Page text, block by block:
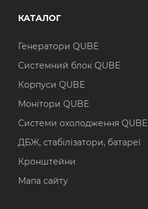
КАТАЛОГ
Генератори QUBE
Системний блок QUBE
Корпуси QUBE
Монітори QUBE
Системи охолодження QUBE
ДБЖ, стабілізатори, батареї
Кронштейни
Мапа сайту